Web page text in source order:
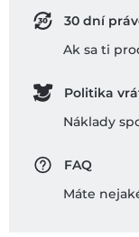
30 dní
Ak sa ti
Politika
Náklady
FAQ
Máte